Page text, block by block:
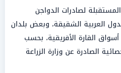
لصادرات الدواجن
العربية الشقيقة، وبعض بلدان
القارة الأفريقية، بحسب
الصادرة عن وزارة الزراعة